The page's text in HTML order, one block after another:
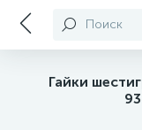
Поиск
Гайки